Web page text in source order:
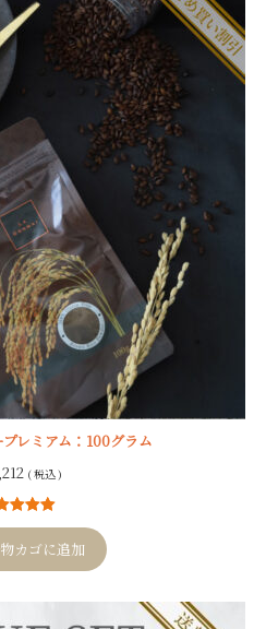
レミアム：100グラム
( 税込 )
利用者
に基づ
階評価
ち、
カゴに追加